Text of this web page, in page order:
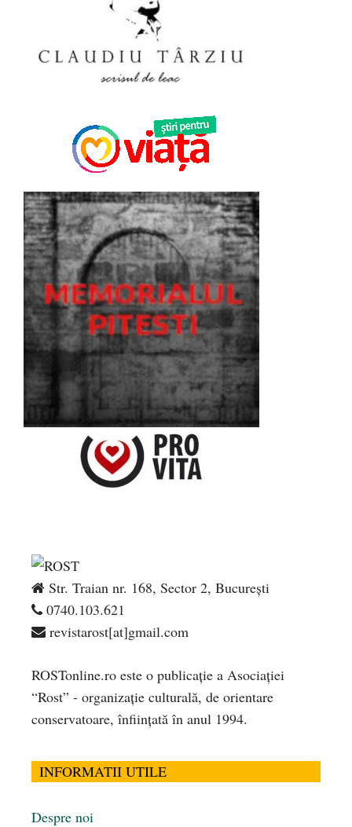
Str. Traian nr. 168, Sector 2, București
0740.103.621
revistarost[at]gmail.com
ROSTonline.ro este o publicaţie a Asociaţiei
“Rost” - organizaţie culturală, de orientare
conservatoare, înfiinţată în anul 1994.
INFORMATII UTILE
Despre noi